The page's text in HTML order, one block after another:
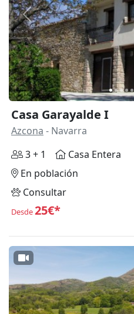
Anterior
Casa Garayalde I
Azcona - Navarra
3 + 1
Casa Entera
En población
Consultar
Desde25€*